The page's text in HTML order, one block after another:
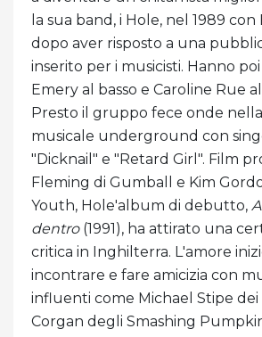
la sua band, i Hole, nel 1989
dopo aver risposto a una
inserito per i musicisti. Hanno poi
Emery al basso e Caroline Rue
Presto il gruppo fece onde
musicale underground con
"Dicknail" e "Retard Girl". Film
Fleming di Gumball e Kim
Youth, Hole'album di debutto,
dentro(1991), ha attirato una
critica in Inghilterra. L'amore
incontrare e fare amicizia con
influenti come Michael Stipe dei
Corgan degli Smashing